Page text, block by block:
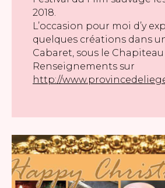
2018.
L’occasion pour moi d’y
quelques créations dans
Cabaret, sous le Chapiteau
Renseignements sur
http://